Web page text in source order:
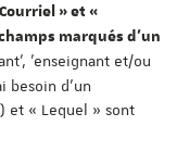
» et «
marqués d'un
'enseignant et/ou
besoin d'un
et « Lequel » sont